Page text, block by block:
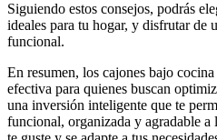
Siguiendo estos consejos, podrás
ideales para tu hogar, y disfrutar de
funcional.
En resumen, los cajones bajo
efectiva para quienes buscan
una inversión inteligente que te
funcional, organizada y agradable a